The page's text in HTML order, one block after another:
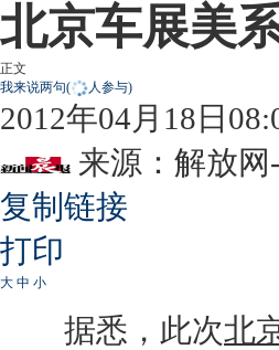
北京车展美
正文
我来说两句( 人参与)
2012年04月18日
来源： 解放网
复制链接
打印
大 中 小
据悉，此次北